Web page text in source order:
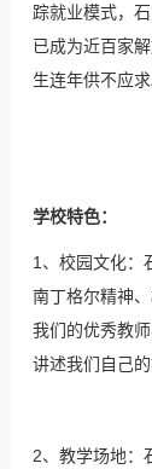
踪就业模式，
已成为近百家
生连年供不应求
学校特色：
1、校园文化：
南丁格尔精神
我们的优秀教
讲述我们自己的
2、教学场地：